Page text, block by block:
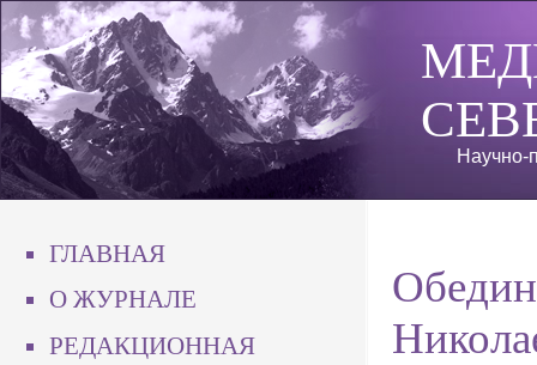
Научно-
ГЛАВНАЯ
О ЖУРНАЛЕ
РЕДАКЦИОННАЯ